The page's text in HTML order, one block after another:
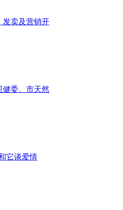
发卖及营销开
健委、市天然
它谈爱情